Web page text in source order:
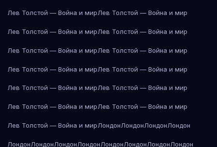
Лев Толстой — Война и мирЛев Толстой — Война и мир
Лев Толстой — Война и мирЛев Толстой — Война и мир
Лев Толстой — Война и мирЛев Толстой — Война и мир
Лев Толстой — Война и мирЛев Толстой — Война и мир
Лев Толстой — Война и мирЛев Толстой — Война и мир
Лев Толстой — Война и мирЛев Толстой — Война и мир
Лев Толстой — Война и мирЛондонЛондонЛондонЛондон
ЛондонЛондонЛондонЛондонЛондонЛондонЛондонЛондон